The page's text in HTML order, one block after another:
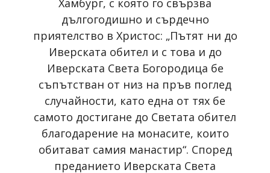
Хамбург, с която го свързва
дългогодишно и сърдечно
приятелство в Христос: „Пътят ни до
Иверската обител и с това и до
Иверската Света Богородица бе
съпътстван от низ на пръв поглед
случайности, като една от тях бе
самото достигане до Светата обител
благодарение на монасите, които
обитават самия манастир“. Според
преданието Иверската Света